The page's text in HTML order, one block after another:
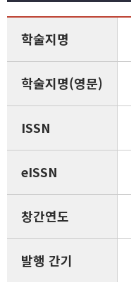
학술지명
학술지명(영문)
ISSN
eISSN
창간연도
발행 간기